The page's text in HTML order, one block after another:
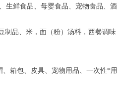
生鲜食品、母婴食品、宠物食品、酒
制品、米，面（粉）汤料，西餐调味
箱包、皮具、宠物用品、一次性*用